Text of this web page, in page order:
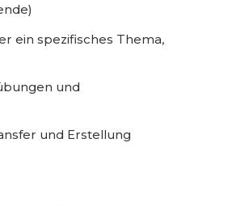
ein spezifisches Thema,
und
und Erstellung